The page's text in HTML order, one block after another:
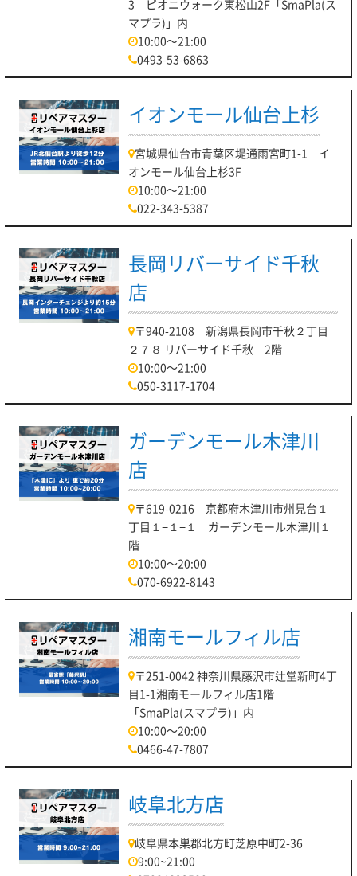
3 ピオニウォーク東松山2F「SmaPla(ス
マプラ)」内
10:00～21:00
0493-53-6863
イオンモール仙台上杉
宮城県仙台市青葉区堤通雨宮町1-1 イ
オンモール仙台上杉3F
10:00～21:00
022-343-5387
長岡リバーサイド千秋
店
〒940-2108 新潟県長岡市千秋２丁目
２７８ リバーサイド千秋 2階
10:00～21:00
050-3117-1704
ガーデンモール木津川
店
〒619-0216 京都府木津川市州見台１
丁目１−１−１ ガーデンモール木津川１
階
10:00～20:00
070-6922-8143
湘南モールフィル店
〒251-0042 神奈川県藤沢市辻堂新町4丁
目1-1湘南モールフィル店1階
「SmaPla(スマプラ)」内
10:00～20:00
0466-47-7807
岐阜北方店
岐阜県本巣郡北方町芝原中町2-36
9:00~21:00